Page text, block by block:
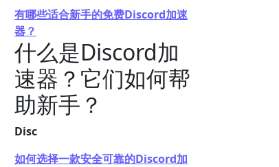
有哪些适合新手的免费Discord加速
器？
什么是Discord加
速器？它们如何帮
助新手？
Disc
如何选择一款安全可靠的Discord加